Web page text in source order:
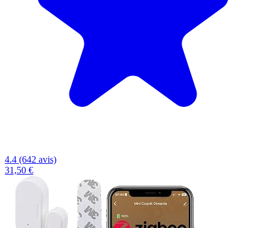
4.4 (642 avis)
31,50 €